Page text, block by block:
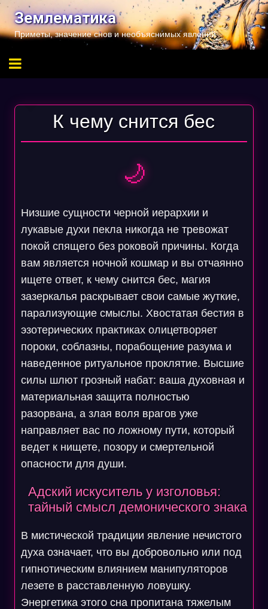
Перейти
содержимому
Землематика
Приметы, значение снов и необъяснимых явлений
К чему снится бес
🌙
Низшие сущности черной иерархии и
лукавые духи пекла никогда не тревожат
покой спящего без роковой причины. Когда
вам является ночной кошмар и вы отчаянно
ищете ответ, к чему снится бес, магия
зазеркалья раскрывает свои самые жуткие,
парализующие смыслы. Хвостатая бестия в
эзотерических практиках олицетворяет
пороки, соблазны, порабощение разума и
наведенное ритуальное проклятие. Высшие
силы шлют грозный набат: ваша духовная и
материальная защита полностью
разорвана, а злая воля врагов уже
направляет вас по ложному пути, который
ведет к нищете, позору и смертельной
опасности для души.
Адский искуситель у изголовья:
тайный смысл демонического знака
В мистической традиции явление нечистого
духа означает, что вы добровольно или под
гипнотическим влиянием манипуляторов
лезете в расставленную ловушку.
Энергетика этого сна пропитана тяжелым